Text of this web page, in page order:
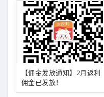
【佣金发放通知】2月返利
佣金已发放！